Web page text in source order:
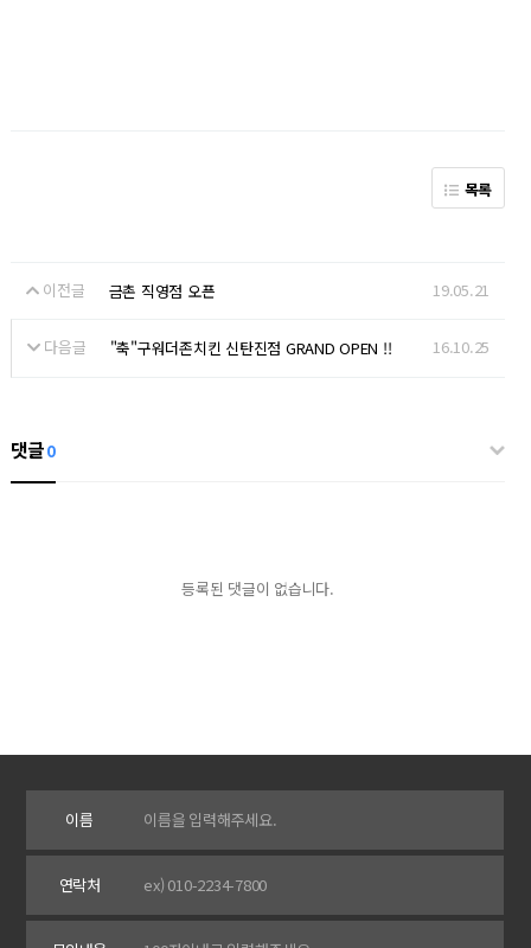
목록
이전글 금촌 직영점 오픈 19.05.21
다음글 "축"구워더존치킨 신탄진점 GRAND OPEN !! 16.10.25
댓글0
등록된 댓글이 없습니다.
이름
연락처